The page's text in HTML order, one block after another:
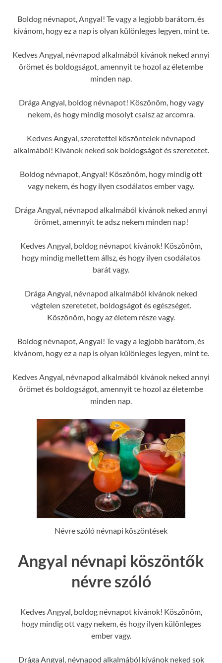
Boldog névnapot, Angyal! Te vagy a legjobb barátom, és
kívánom, hogy ez a nap is olyan különleges legyen, mint te.
Kedves Angyal, névnapod alkalmából kívánok neked annyi
örömet és boldogságot, amennyit te hozol az életembe
minden nap.
Drága Angyal, boldog névnapot! Köszönöm, hogy vagy
nekem, és hogy mindig mosolyt csalsz az arcomra.
Kedves Angyal, szeretettel köszöntelek névnapod
alkalmából! Kívánok neked sok boldogságot és szeretetet.
Boldog névnapot, Angyal! Köszönöm, hogy mindig ott
vagy nekem, és hogy ilyen csodálatos ember vagy.
Drága Angyal, névnapod alkalmából kívánok neked annyi
örömet, amennyit te adsz nekem minden nap!
Kedves Angyal, boldog névnapot kívánok! Köszönöm,
hogy mindig mellettem állsz, és hogy ilyen csodálatos
barát vagy.
Drága Angyal, névnapod alkalmából kívánok neked
végtelen szeretetet, boldogságot és egészséget.
Köszönöm, hogy az életem része vagy.
Boldog névnapot, Angyal! Te vagy a legjobb barátom, és
kívánom, hogy ez a nap is olyan különleges legyen, mint te.
Kedves Angyal, névnapod alkalmából kívánok neked annyi
örömet és boldogságot, amennyit te hozol az életembe
minden nap.
Névre szóló névnapi köszöntések
Angyal névnapi köszöntők
névre szóló
Kedves Angyal, boldog névnapot kívánok! Köszönöm,
hogy mindig ott vagy nekem, és hogy ilyen különleges
ember vagy.
Drága Angyal, névnapod alkalmából kívánok neked sok